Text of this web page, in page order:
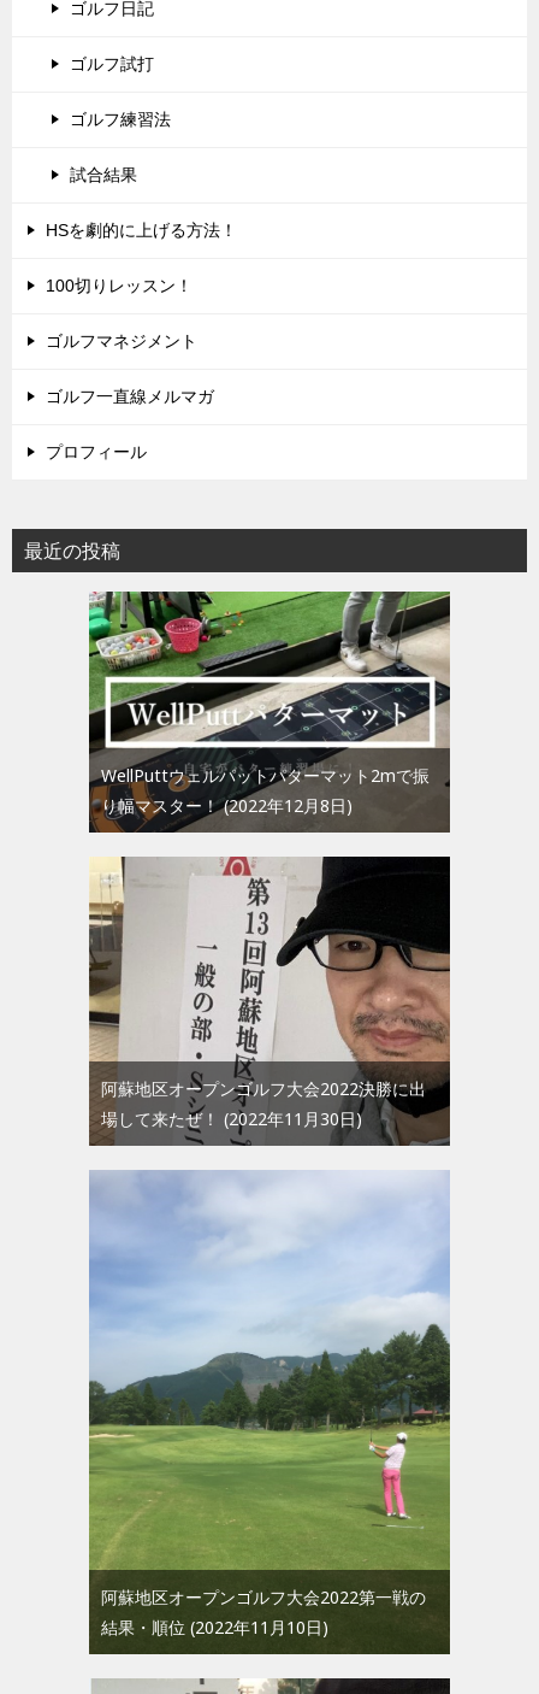
ゴルフ日記
ゴルフ試打
ゴルフ練習法
試合結果
HSを劇的に上げる方法！
100切りレッスン！
ゴルフマネジメント
ゴルフ一直線メルマガ
プロフィール
最近の投稿
WellPuttウェルパットパターマット2mで振
り幅マスター！ 2022年12月8日
阿蘇地区オープンゴルフ大会2022決勝に出
場して来たぜ！
2022年11月30日
阿蘇地区オープンゴルフ大会2022第一戦の
結果・順位 2022年11月10日